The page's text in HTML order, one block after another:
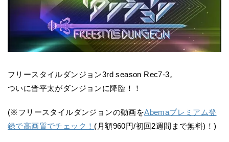
フリースタイルダンジョン3rd season Rec7-3。
ついに晋平太がダンジョンに降臨！！
(※フリースタイルダンジョンの動画をAbemaプレミアム登
録で高画質でチェック！ (月額960円/初回2週間まで無料)！)